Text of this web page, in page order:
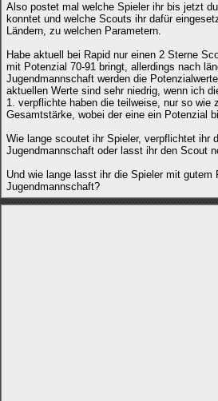
Also postet mal welche Spieler ihr bis jetzt
konntet und welche Scouts ihr dafür
Ländern, zu welchen Parametern.
Habe aktuell bei Rapid nur einen 2 Sterne
mit Potenzial 70-91 bringt, allerdings nach
Jugendmannschaft werden die
aktuellen Werte sind sehr niedrig, wenn ich
1. verpflichte haben die teilweise, nur so wie
Gesamtstärke, wobei der eine ein Potenzial
Wie lange scoutet ihr Spieler, verpflichtet ihr
Jugendmannschaft oder lasst ihr den Scout
Und wie lange lasst ihr die Spieler mit gutem
Jugendmannschaft?